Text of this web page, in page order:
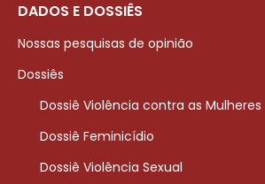
DADOS E DOSSIÊS
Nossas pesquisas de opinião
Dossiês
Dossiê Violência contra as Mulheres
Dossiê Feminicídio
Dossiê Violência Sexual